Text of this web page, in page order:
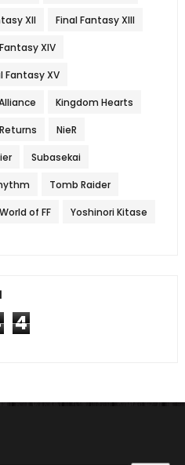
XII Final Fantasy XIII
XIV
Fantasy XV
Kingdom Hearts
NieR
Subasekai
Tomb Raider
World of FF Yoshinori Kitase
4